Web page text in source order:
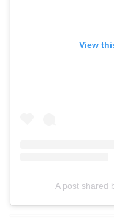
View
A post shared